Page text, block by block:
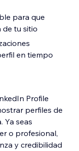
para que
de tu sitio
en tiempo
Profile
perfiles de
Ya seas
o profesional,
y credibilidad